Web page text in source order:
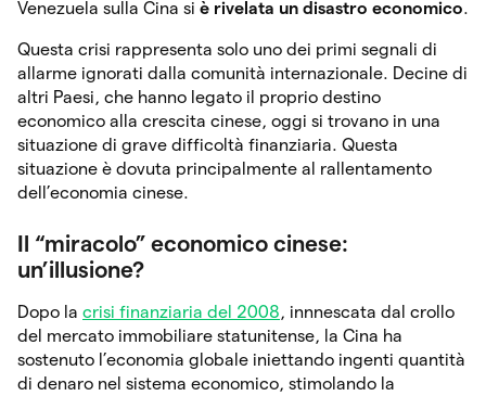
Venezuela sulla Cina si è rivelata un disastro economico.
Questa crisi rappresenta solo uno dei primi segnali di
allarme ignorati dalla comunità internazionale. Decine di
altri Paesi, che hanno legato il proprio destino
economico alla crescita cinese, oggi si trovano in una
situazione di grave difficoltà finanziaria. Questa
situazione è dovuta principalmente al rallentamento
dell’economia cinese.
Il “miracolo” economico cinese:
un’illusione?
Dopo la crisi finanziaria del 2008, innnescata dal crollo
del mercato immobiliare statunitense, la Cina ha
sostenuto l’economia globale iniettando ingenti quantità
di denaro nel sistema economico, stimolando la